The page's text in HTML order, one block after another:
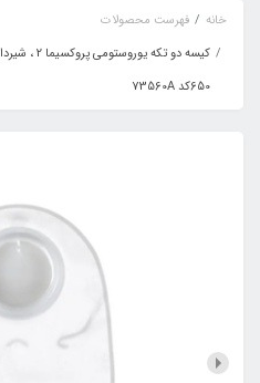
خانه
فهرست محصولات
650کد 73560A